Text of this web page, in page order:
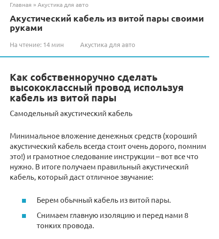
Главная »Акустика для авто
Акустический кабель из витой пары своими
руками
На чтение: 14 мин Акустика для авто
Как собственноручно сделать
высококлассный провод используя
кабель из витой пары
Самодельный акустический кабель
Минимальное вложение денежных средств (хороший
акустический кабель всегда стоит очень дорого, помним
это!) и грамотное следование инструкции – вот все что
нужно. В итоге получаем правильный акустический
кабель, который даст отличное звучание:
Берем обычный кабель из витой пары.
Снимаем главную изоляцию и перед нами 8
тонких провода.